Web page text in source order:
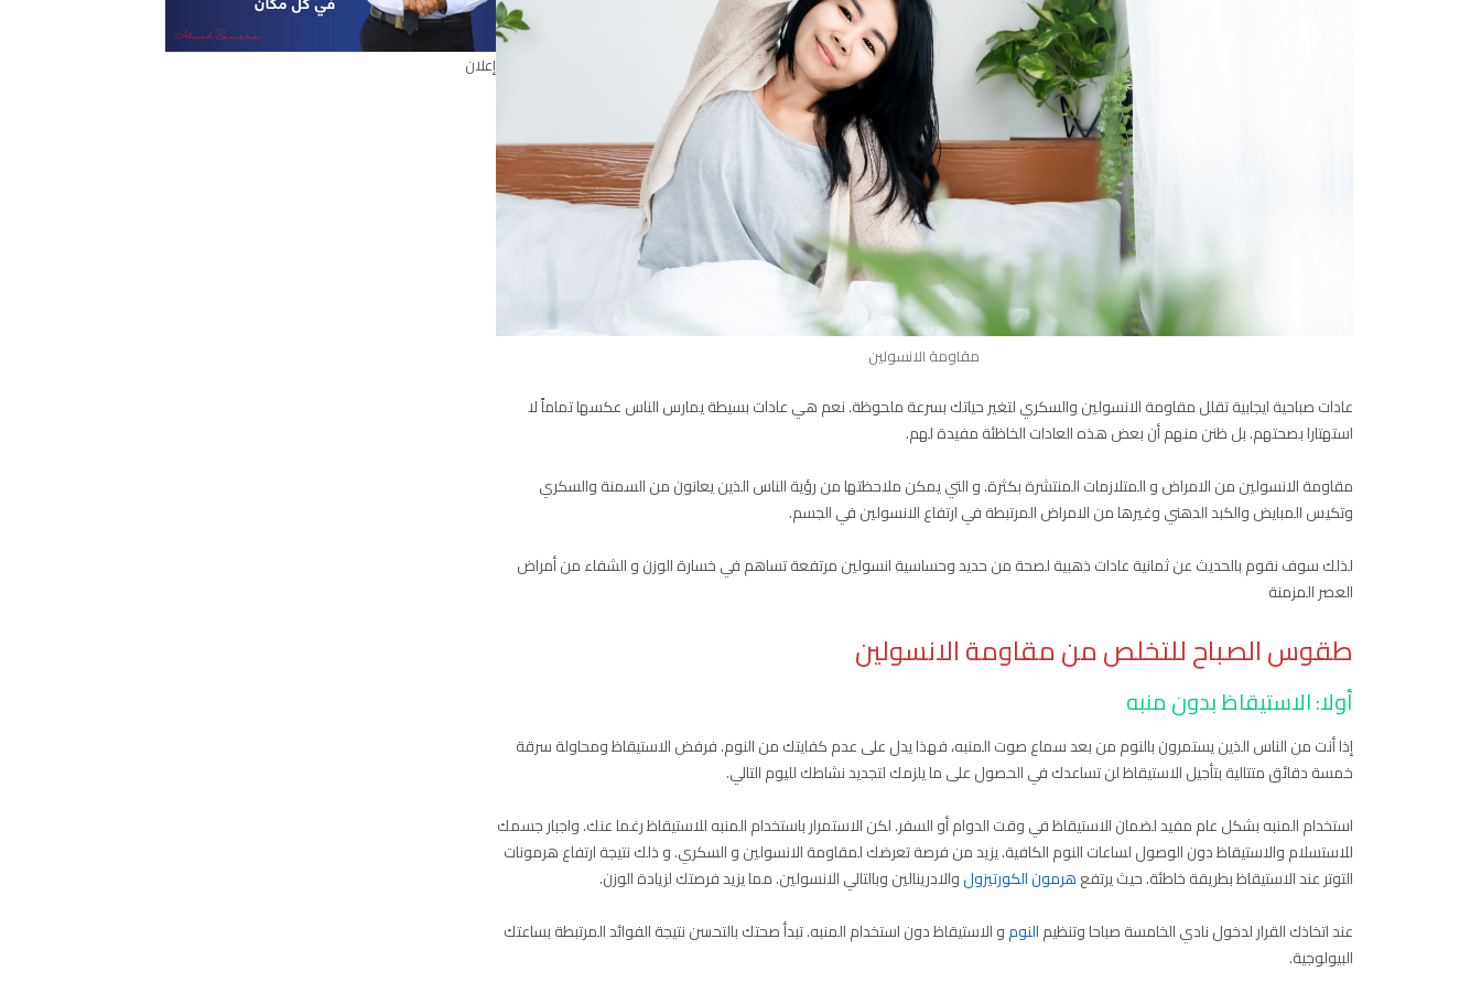
مقاومة الانسولين
عادات صباحية ايجابية تقلل مقاومة الانسولين والسكري لتغير حياتك بسرعة ملحوظة. نعم هي عادات بسيطة يمارس الناس عكسها تماماً لا
استهتارا بصحتهم. بل ظنن منهم أن بعض هذه العادات الخاظئة مفيدة لهم.
مقاومة الانسولين من الامراض و المتلازمات المنتشرة بكثرة. و التي يمكن ملاحظتها من رؤية الناس الذين يعانون من السمنة والسكري
وتكيس المبايض والكبد الدهني وغيرها من الامراض المرتبطة في ارتفاع الانسولين في الجسم.
لذلك سوف نقوم بالحديث عن ثمانية عادات ذهبية لصحة من حديد وحساسية انسولين مرتفعة تساهم في خسارة الوزن و الشفاء من أمراض
العصر المزمنة
طقوس الصباح للتخلص من مقاومة الانسولين
أولا: الاستيقاظ بدون منبه
إذا أنت من الناس الذين يستمرون بالنوم من بعد سماع صوت المنبه، فهذا يدل على عدم كفايتك من النوم. فرفض الاستيقاظ ومحاولة سرقة
خمسة دقائق متتالية بتأجيل الاستيقاظ لن تساعدك في الحصول على ما يلزمك لتجديد نشاطك لليوم التالي.
استخدام المنبه بشكل عام مفيد لضمان الاستيقاظ في وقت الدوام أو السفر. لكن الاستمرار باستخدام المنبه للاستيقاظ رغما عنك. واجبار جسمك
للاستسلام والاستيقاظ دون الوصول لساعات النوم الكافية. يزيد من فرصة تعرضك لمقاومة الانسولين و السكري. و ذلك نتيجة ارتفاع هرمونات
التوتر عند الاستيقاظ بطريقة خاطئة. حيث يرتفعهرمون الكورتيزولوالادرينالين وبالتالي الانسولين. مما يزيد فرصتك لزيادة الوزن.
عند اتخاذك القرار لدخول نادي الخامسة صباحا وتنظيمالنومو الاستيقاظ دون استخدام المنبه. تبدأ صحتك بالتحسن نتيجة الفوائد المرتبطة بساعتك
البيولوجية.
إعلان